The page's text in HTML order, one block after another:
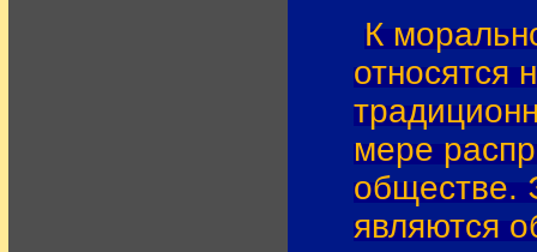
К
относятся
мере
обществе.
являются